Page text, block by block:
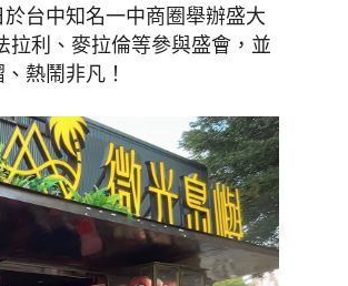
台中知名一中商圈舉辦盛大
拉利、麥拉倫等參與盛會，並
熱鬧非凡！